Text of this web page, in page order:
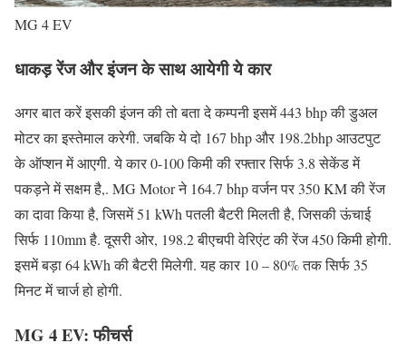
MG 4 EV
धाकड़ रेंज और इंजन के साथ आयेगी ये कार
अगर बात करें इसकी इंजन की तो बता दे कम्पनी इसमें 443 bhp की डुअल
मोटर का इस्तेमाल करेगी. जबकि ये दो 167 bhp और 198.2bhp आउटपुट
के ऑप्शन में आएगी. ये कार 0-100 किमी की रफ्तार सिर्फ 3.8 सेकेंड में
पकड़ने में सक्षम है,. MG Motor ने 164.7 bhp वर्जन पर 350 KM की रेंज
का दावा किया है, जिसमें 51 kWh पतली बैटरी मिलती है, जिसकी ऊंचाई
सिर्फ 110mm है. दूसरी ओर, 198.2 बीएचपी वेरिएंट की रेंज 450 किमी होगी.
इसमें बड़ा 64 kWh की बैटरी मिलेगी. यह कार 10 – 80% तक सिर्फ 35
मिनट में चार्ज हो होगी.
MG 4 EV: फीचर्स